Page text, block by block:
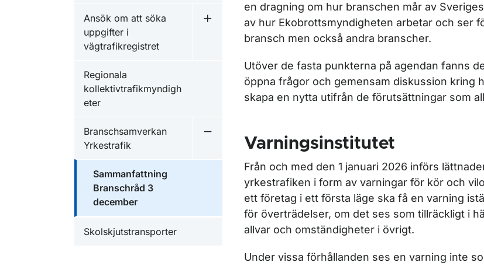
Ansök om att söka
uppgifter i
vägtrafikregistret
Undermeny för Ansök om att söka uppgifter i
Regionala
kollektivtrafikmyndigh
eter
Branschsamverkan
Yrkestrafik
Undermeny för Branschsamverkan Yrkestrafik
Sammanfattning
Branschråd 3
december
Skolskjutstransporter
en dragning om hur branschen mår av
av hur Ekobrottsmyndigheten arbetar och ser
bransch men också andra branscher.
Utöver de fasta punkterna på agendan fanns
öppna frågor och gemensam diskussion kring
skapa en nytta utifrån de förutsättningar som
Varningsinstitutet
Från och med den 1 januari 2026 införs
yrkestrafiken i form av varningar för kör och
ett företag i ett första läge ska få en varning
för överträdelser, om det ses som tillräckligt i
allvar och omständigheter i övrigt.
Under vissa förhållanden ses en varning inte